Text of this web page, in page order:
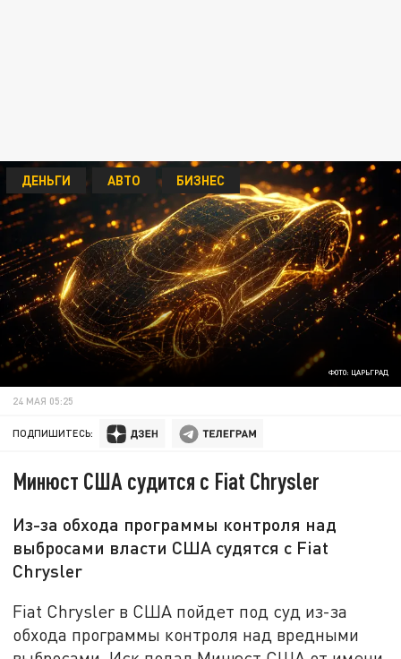
ФОТО: ЦАРЬГРАД
ДЕНЬГИ АВТО БИЗНЕС
24 МАЯ 05:25
ПОДПИШИТЕСЬ:
Минюст США судится с Fiat Chrysler
Из-за обхода программы контроля над
выбросами власти США судятся с Fiat
Chrysler
Fiat Chrysler в США пойдет под суд из-за
обхода программы контроля над вредными